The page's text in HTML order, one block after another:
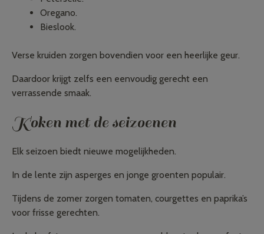
Oregano.
Bieslook.
Verse kruiden zorgen bovendien voor een heerlijke geur.
Daardoor krijgt zelfs een eenvoudig gerecht een
verrassende smaak.
Koken met de seizoenen
Elk seizoen biedt nieuwe mogelijkheden.
In de lente zijn asperges en jonge groenten populair.
Tijdens de zomer zorgen tomaten, courgettes en paprika’s
voor frisse gerechten.